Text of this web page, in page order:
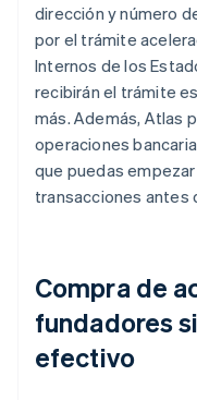
dirección y número
por el trámite
Internos de los
recibirán el trámite
más. Además, Atlas
operaciones
que puedas
transacciones antes
Compra de
fundadores
efectivo